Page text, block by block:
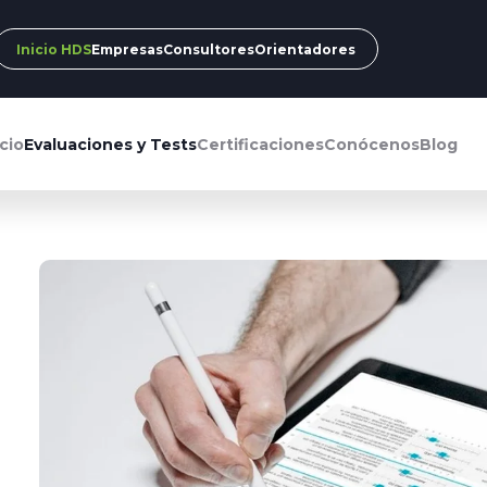
Inicio HDSEmpresasConsultoresOrientadores
Evaluaciones y TestsCertificacionesConócenosBlog